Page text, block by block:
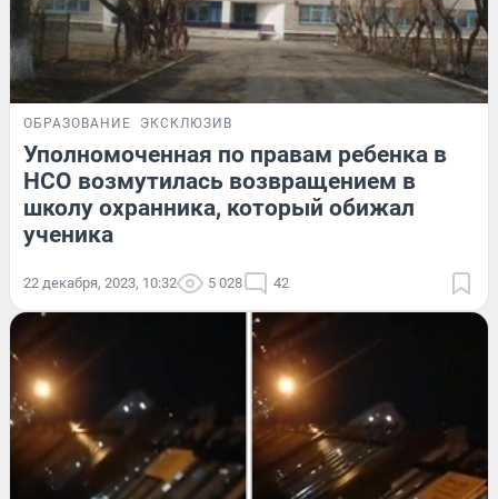
ОБРАЗОВАНИЕ ЭКСКЛЮЗИВ
Уполномоченная по правам ребенка в
НСО возмутилась возвращением в
школу охранника, который обижал
ученика
22 декабря, 2023, 10:32 5 028 42